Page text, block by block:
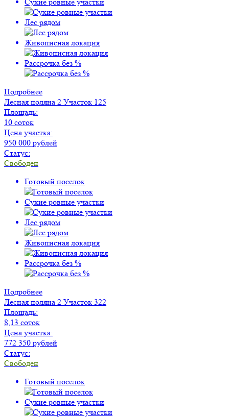
Лес рядом
Живописная локация
Рассрочка без %
Подробнее
Лесная поляна 2 Участок 125
Площадь:
10 соток
Цена участка:
950 000 рублей
Статус:
Свободен
Готовый поселок
Сухие ровные участки
Лес рядом
Живописная локация
Рассрочка без %
Подробнее
Лесная поляна 2 Участок 322
Площадь:
8,13 соток
Цена участка:
772 350 рублей
Статус:
Свободен
Готовый поселок
Сухие ровные участки